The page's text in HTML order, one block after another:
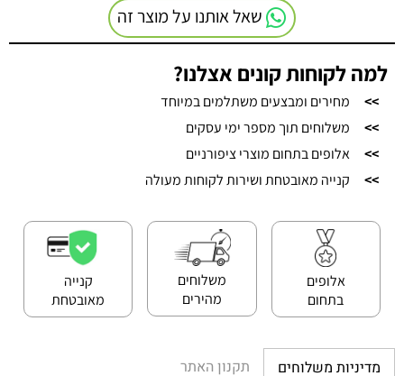
שאל אותנו על מוצר זה
למה לקוחות קונים אצלנו?
>>
מחירים ומבצעים משתלמים במיוחד
>>
משלוחים תוך מספר ימי עסקים
>>
אלופים בתחום מוצרי ציפורניים
>>
קנייה מאובטחת ושירות לקוחות מעולה
אלופים
בתחום
משלוחים
מהירים
קנייה
מאובטחת
מדיניות משלוחים תקנון האתר